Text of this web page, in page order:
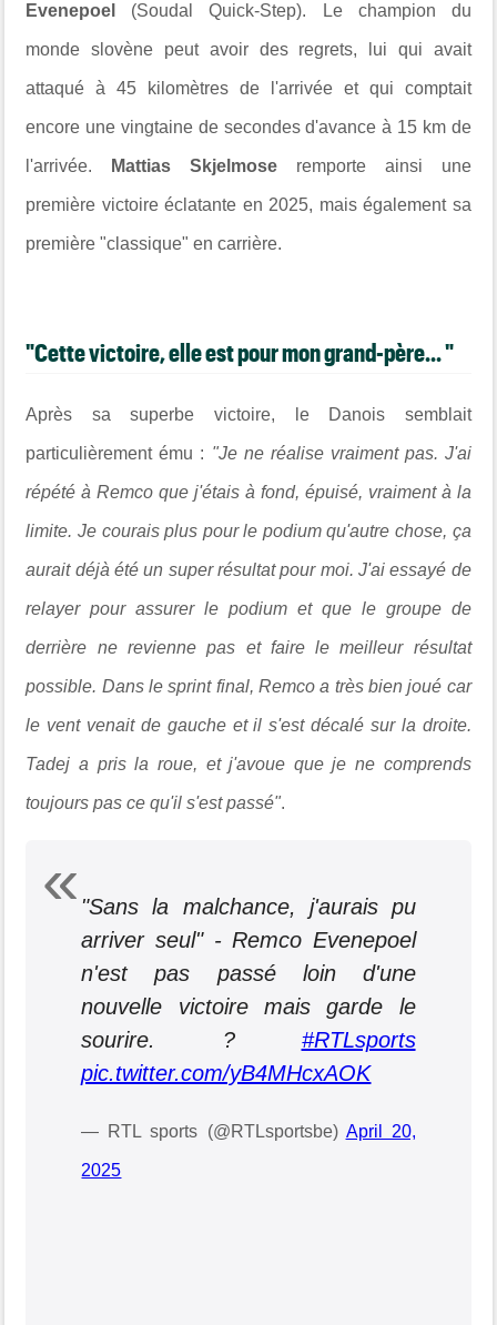
Evenepoel (Soudal Quick-Step). Le champion du
monde slovène peut avoir des regrets, lui qui avait
attaqué à 45 kilomètres de l'arrivée et qui comptait
encore une vingtaine de secondes d'avance à 15 km de
l'arrivée. Mattias Skjelmose remporte ainsi une
première victoire éclatante en 2025, mais également sa
première "classique" en carrière.
"Cette victoire, elle est pour mon grand-père... "
Après sa superbe victoire, le Danois semblait
particulièrement ému : "Je ne réalise vraiment pas. J'ai
répété à Remco que j'étais à fond, épuisé, vraiment à la
limite. Je courais plus pour le podium qu'autre chose, ça
aurait déjà été un super résultat pour moi. J'ai essayé de
relayer pour assurer le podium et que le groupe de
derrière ne revienne pas et faire le meilleur résultat
possible. Dans le sprint final, Remco a très bien joué car
le vent venait de gauche et il s'est décalé sur la droite.
Tadej a pris la roue, et j'avoue que je ne comprends
toujours pas ce qu'il s'est passé".
"Sans la malchance, j'aurais pu
arriver seul" - Remco Evenepoel
n'est pas passé loin d'une
nouvelle victoire mais garde le
sourire. ? #RTLsports
pic.twitter.com/yB4MHcxAOK
— RTL sports (@RTLsportsbe) April 20,
2025